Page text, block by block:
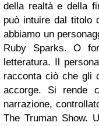
della realtà e della
può intuire dal titolo
abbiamo un
Ruby Sparks. O
letteratura. Il
racconta ciò che gli
accorge. Si rende
narrazione,
The Truman Show.